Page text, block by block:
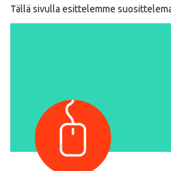
Tällä sivulla esittelemme